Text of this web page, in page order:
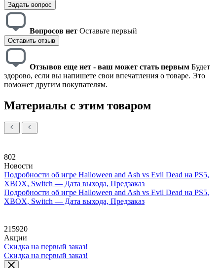
Задать вопрос
Вопросов нет Оставьте первый
Оставить отзыв
Отзывов еще нет - ваш может стать первым Будет
здорово, если вы напишете свои впечатления о товаре. Это
поможет другим покупателям.
Материалы с этим товаром
802
Новости
Подробности об игре Halloween and Ash vs Evil Dead на PS5,
XBOX, Switch — Дата выхода, Предзаказ
Подробности об игре Halloween and Ash vs Evil Dead на PS5,
XBOX, Switch — Дата выхода, Предзаказ
215920
Акции
Скидка на первый заказ!
Скидка на первый заказ!